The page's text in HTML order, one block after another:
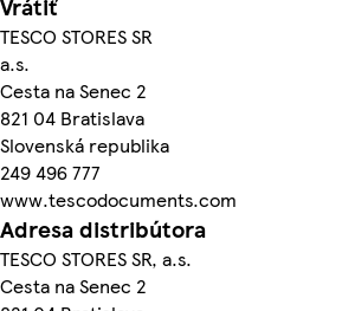
Vrátiť
TESCO STORES SR
a.s.
Cesta na Senec 2
821 04 Bratislava
Slovenská republika
249 496 777
www.tescodocuments.com
Adresa distribútora
TESCO STORES SR, a.s.
Cesta na Senec 2